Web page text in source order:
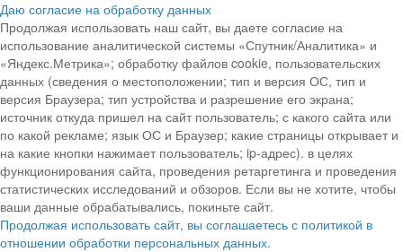
Даю согласие на обработку данных
Продолжая использовать наш сайт, вы даете согласие на
использование аналитической системы «Спутник/Аналитика» и
«Яндекс.Метрика»; обработку файлов cookie, пользовательских
данных (сведения о местоположении; тип и версия ОС, тип и
версия Браузера; тип устройства и разрешение его экрана;
источник откуда пришел на сайт пользователь; с какого сайта или
по какой рекламе; язык ОС и Браузер; какие страницы открывает и
на какие кнопки нажимает пользователь; ip-адрес). в целях
функционирования сайта, проведения ретаргетинга и проведения
статистических исследований и обзоров. Если вы не хотите, чтобы
ваши данные обрабатывались, покиньте сайт.
Продолжая использовать сайт, вы соглашаетесь с политикой в
отношении обработки персональных данных.